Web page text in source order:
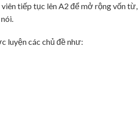
viên tiếp tục lên A2 để mở rộng vốn từ,
luyện các chủ đề như: